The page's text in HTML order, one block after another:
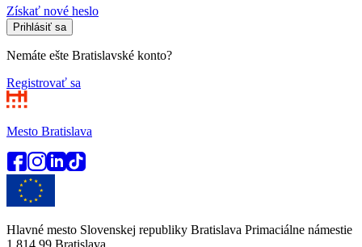
Získať nové heslo
Prihlásiť sa
Nemáte ešte Bratislavské konto?
Registrovať sa
Mesto Bratislava
Hlavné mesto Slovenskej republiky Bratislava Primaciálne námestie
1 814 99 Bratislava